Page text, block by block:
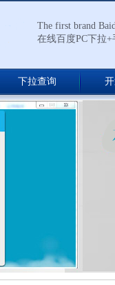
The first brand
在线百度PC下拉
下拉查询